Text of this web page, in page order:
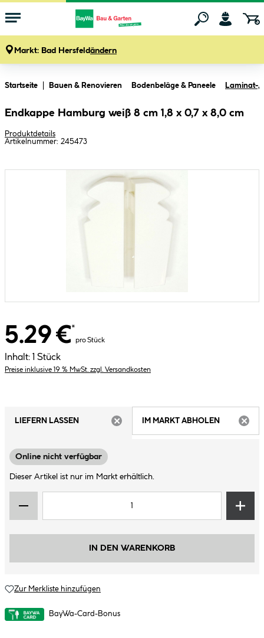
Markt: Bad Hersfeldändern
Startseite Bauen & Renovieren Bodenbeläge & Paneele Laminat-,
Endkappe Hamburg weiß 8 cm 1,8 x 0,7 x 8,0 cm
Produktdetails
Artikelnummer: 245473
5.29 €*
pro Stück
Inhalt: 1 Stück
Preise inklusive 19 % MwSt. zzgl. Versandkosten
LIEFERN LASSEN
IM MARKT ABHOLEN
Online nicht verfügbar
Dieser Artikel ist nur im Markt erhältlich.
IN DEN WARENKORB
Zur Merkliste hinzufügen
BayWa-Card-Bonus